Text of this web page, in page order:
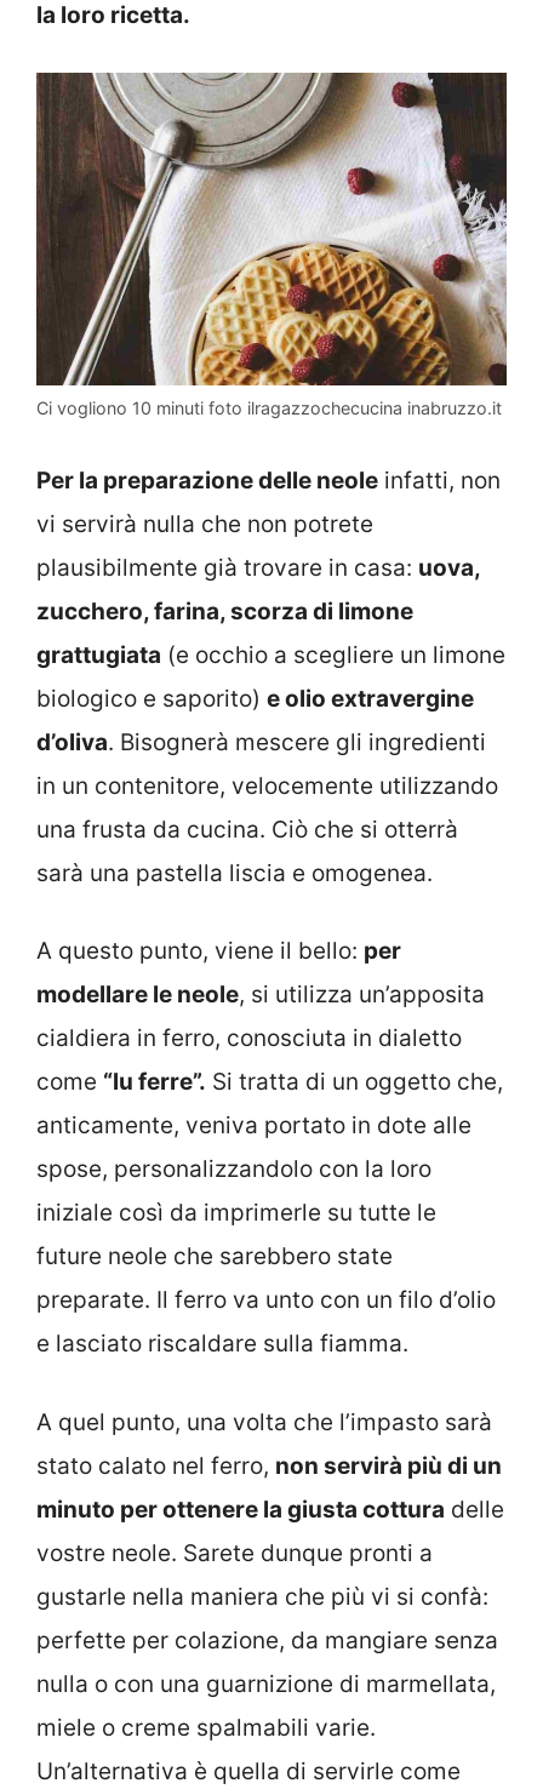
la loro ricetta.
Ci vogliono 10 minuti foto ilragazzochecucina inabruzzo.it
Per la preparazione delle neole infatti, non
vi servirà nulla che non potrete
plausibilmente già trovare in casa: uova,
zucchero, farina, scorza di limone
grattugiata (e occhio a scegliere un limone
biologico e saporito) e olio extravergine
d’oliva. Bisognerà mescere gli ingredienti
in un contenitore, velocemente utilizzando
una frusta da cucina. Ciò che si otterrà
sarà una pastella liscia e omogenea.
A questo punto, viene il bello: per
modellare le neole, si utilizza un’apposita
cialdiera in ferro, conosciuta in dialetto
come “lu ferre”. Si tratta di un oggetto che,
anticamente, veniva portato in dote alle
spose, personalizzandolo con la loro
iniziale così da imprimerle su tutte le
future neole che sarebbero state
preparate. Il ferro va unto con un filo d’olio
e lasciato riscaldare sulla fiamma.
A quel punto, una volta che l’impasto sarà
stato calato nel ferro, non servirà più di un
minuto per ottenere la giusta cottura delle
vostre neole. Sarete dunque pronti a
gustarle nella maniera che più vi si confà:
perfette per colazione, da mangiare senza
nulla o con una guarnizione di marmellata,
miele o creme spalmabili varie.
Un’alternativa è quella di servirle come